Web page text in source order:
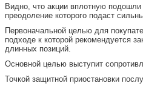
Видно, что акции вплотную
преодоление которого подаст
Первоначальной целью для
подходе к которой рекомендуется
длинных позиций.
Основной целью выступит
Точкой защитной приостановки